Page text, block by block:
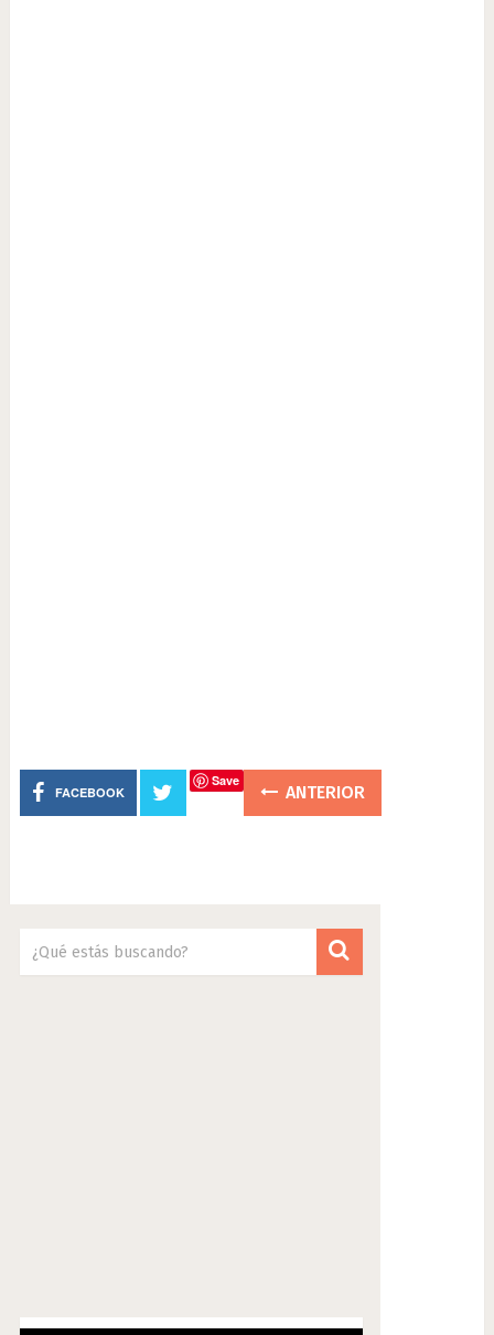
FACEBOOK
Save
ANTERIOR